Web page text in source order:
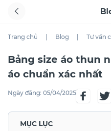
Trang chủ Blog Tư vấn
Bảng size áo thun
áo chuẩn xác nhất
Ngày đăng: 05/04/2025
MỤC LỤC